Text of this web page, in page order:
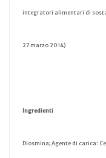
integratori alimentari di
27 marzo 2014)
Ingredienti
Diosmina; Agente di carica: